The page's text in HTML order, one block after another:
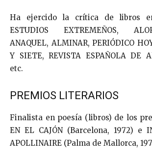
Ha ejercido la crítica de libros
ESTUDIOS EXTREMEÑOS,
ANAQUEL, ALMINAR, PERIÓDICO
Y SIETE, REVISTA ESPAÑOLA DE
etc.
PREMIOS LITERARIOS
Finalista en poesía (libros) de los
EN EL CAJÓN (Barcelona, 1972) e
APOLLINAIRE (Palma de Mallorca,